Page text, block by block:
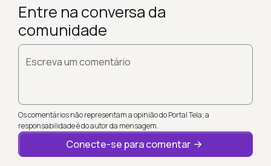
Entre na conversa da
comunidade
Escreva um comentário
Os comentários não representam a opinião do Portal Tela; a
responsabilidade é do autor da mensagem.
Conecte-se para comentar